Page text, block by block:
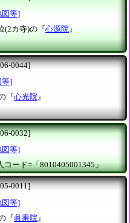
図等]
(2カ寺)の『心源院 』
0044]
等]
『心光院』
0032]
図等]
コード=「8010405001345」
0011]
図等]
『眞乘院 』